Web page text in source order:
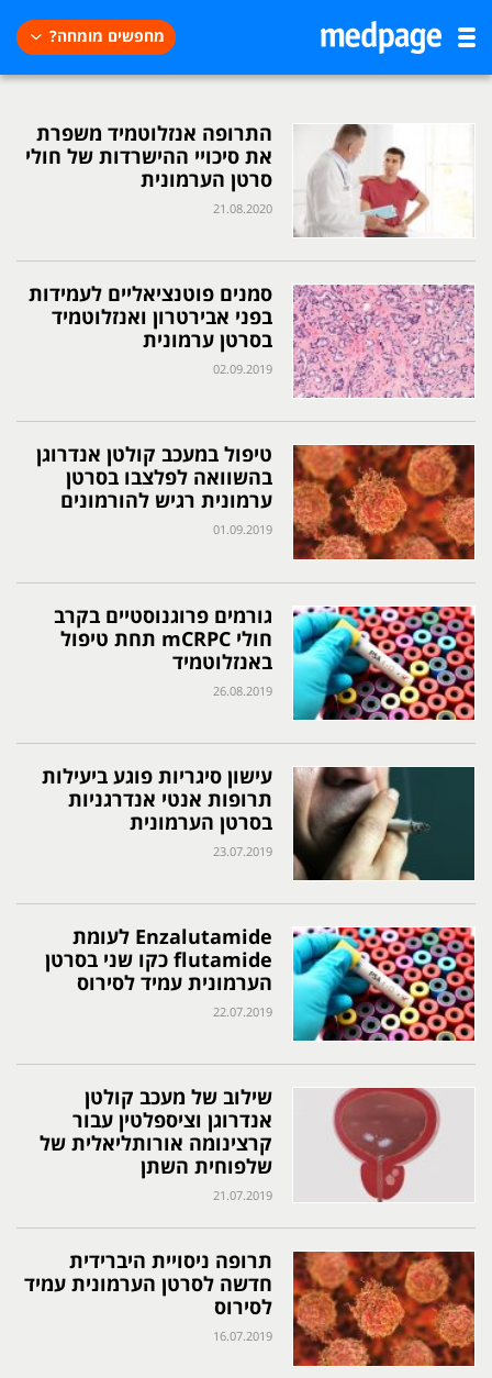
מחפשים מומחה?
התרופה אנזלוטמיד משפרת
את סיכויי ההישרדות של חולי
סרטן הערמונית
21.08.2020
סמנים פוטנציאליים לעמידות
בפני אבירטרון ואנזלוטמיד
בסרטן ערמונית
02.09.2019
טיפול במעכב קולטן אנדרוגן
בהשוואה לפלצבו בסרטן
ערמונית רגיש להורמונים
01.09.2019
גורמים פרוגנוסטיים בקרב
חולי mCRPC תחת טיפול
באנזלוטמיד
26.08.2019
עישון סיגריות פוגע ביעילות
תרופות אנטי אנדרגניות
בסרטן הערמונית
23.07.2019
Enzalutamide לעומת
flutamide כקו שני בסרטן
הערמונית עמיד לסירוס
22.07.2019
שילוב של מעכב קולטן
אנדרוגן וציספלטין עבור
קרצינומה אורותליאלית של
שלפוחית השתן
21.07.2019
תרופה ניסויית היברידית
חדשה לסרטן הערמונית עמיד
לסירוס
16.07.2019